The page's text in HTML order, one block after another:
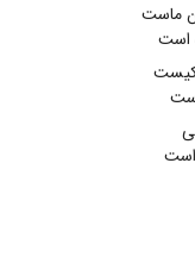
ماست
است
است